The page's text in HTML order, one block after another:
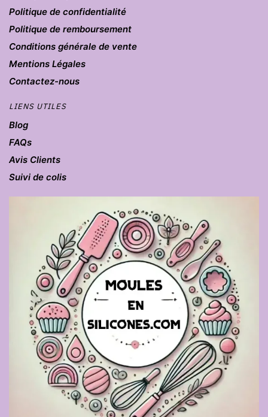
Politique de confidentialité
Politique de remboursement
Conditions générale de vente
Mentions Légales
Contactez-nous
LIENS UTILES
Blog
FAQs
Avis Clients
Suivi de colis